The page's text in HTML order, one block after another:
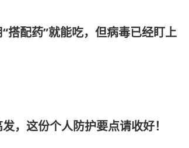
搭配药”就能吃，但病毒已经盯上
，这份个人防护要点请收好！